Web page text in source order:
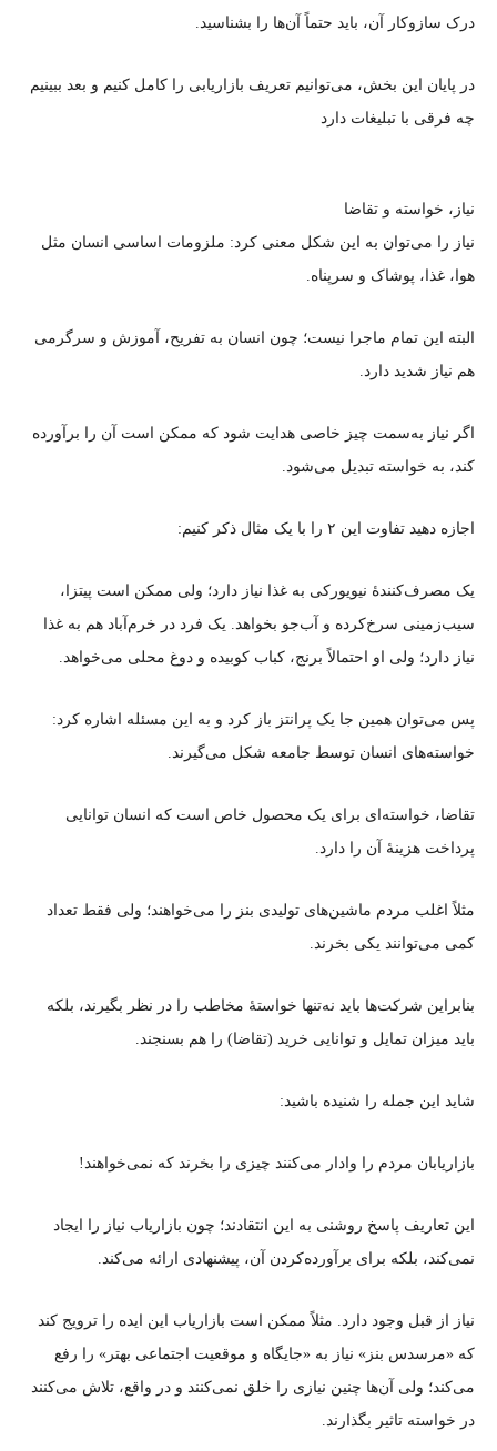
درک سازوکار آن، باید حتماً آن‌ها را بشناسید.
در پایان این بخش، می‌توانیم تعریف بازاریابی را کامل کنیم و بعد ببینیم
چه فرقی با تبلیغات دارد
نیاز، خواسته و تقاضا
نیاز را می‌توان به این شکل معنی کرد: ملزومات اساسی انسان مثل
هوا، غذا، پوشاک و سرپناه.
البته این تمام ماجرا نیست؛ چون انسان به تفریح، آموزش و سرگرمی
هم نیاز شدید دارد.
اگر نیاز به‌سمت چیز خاصی هدایت شود که ممکن است آن را برآورده
کند، به خواسته تبدیل می‌شود.
اجازه دهید تفاوت این ۲ را با یک مثال ذکر کنیم:
یک مصرف‌کنندهٔ نیویورکی به غذا نیاز دارد؛ ولی ممکن است پیتزا،
سیب‌زمینی سرخ‌کرده و آب‌جو بخواهد. یک فرد در خرم‌آباد هم به غذا
نیاز دارد؛ ولی او احتمالاً برنج، کباب کوبیده و دوغ محلی می‌خواهد.
پس می‌توان همین جا یک پرانتز باز کرد و به این مسئله اشاره کرد:
خواسته‌های انسان توسط جامعه شکل می‌گیرند.
تقاضا، خواسته‌ای برای یک محصول خاص است که انسان توانایی
پرداخت هزینهٔ آن را دارد.
مثلاً اغلب مردم ماشین‌های تولیدی بنز را می‌خواهند؛ ولی فقط تعداد
کمی می‌توانند یکی بخرند.
بنابراین شرکت‌ها باید نه‌تنها خواستهٔ مخاطب را در نظر بگیرند، بلکه
باید میزان تمایل و توانایی خرید (تقاضا) را هم بسنجند.
شاید این جمله را شنیده باشید:
بازاریابان مردم را وادار می‌کنند چیزی را بخرند که نمی‌خواهند!
این تعاریف پاسخ روشنی به این انتقادند؛ چون بازاریاب نیاز را ایجاد
نمی‌کند، بلکه برای برآورده‌کردن آن، پیشنهادی ارائه می‌کند.
نیاز از قبل وجود دارد. مثلاً ممکن است بازاریاب این ایده را ترویج کند
که «مرسدس بنز» نیاز به «جایگاه و موقعیت اجتماعی بهتر» را رفع
می‌کند؛ ولی آن‌ها چنین نیازی را خلق نمی‌کنند و در واقع، تلاش می‌کنند
در خواسته تاثیر بگذارند.